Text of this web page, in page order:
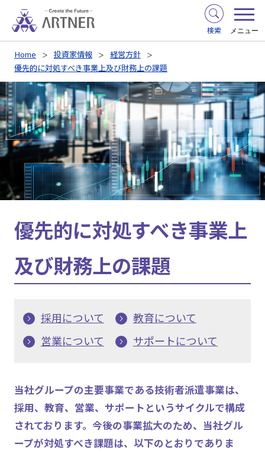
検索 メニュー
Home 投資家情報
経営方針
優先的に対処すべき事業上及び財務上の課題
優先的に対処すべき事業上
及び財務上の課題
採用について
教育について
営業について
サポートについて
当社グループの主要事業である技術者派遣事業は、
採用、教育、営業、サポートというサイクルで構成
されております。今後の事業拡大のため、当社グル
ープが対処すべき課題は、以下のとおりでありま